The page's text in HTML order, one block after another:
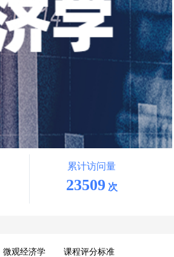
累计访问量
23509 次
微观经济学 课程评分标准